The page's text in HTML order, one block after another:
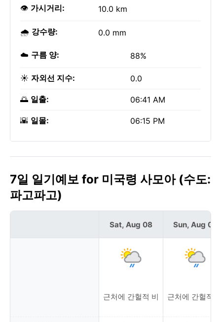
👁️ 가시거리: 10.0 km
🌧️ 강수량: 0.0 mm
☁️ 구름 양: 88%
☀️ 자외선 지수: 0.0
🌅 일출: 06:41 AM
🌇 일몰: 06:15 PM
7일 일기예보 for 미국령 사모아 (수도:
파고파고)
Sat, Aug 08
근처에 간헐적 비
Sun, Aug 09
근처에 간헐적